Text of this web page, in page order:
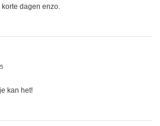
korte dagen enzo.
kan het!